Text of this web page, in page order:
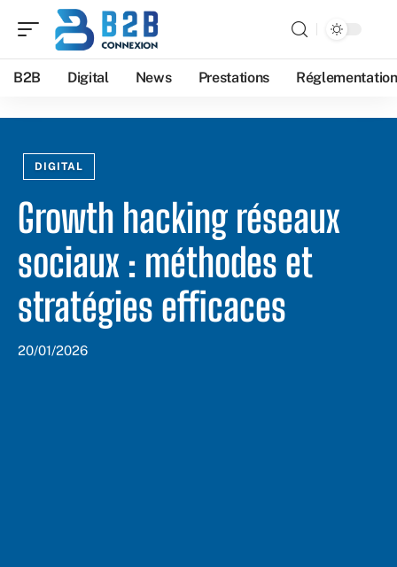
B2B Digital News Prestations Réglementation
DIGITAL
Growth hacking réseaux
sociaux : méthodes et
stratégies efficaces
20/01/2026